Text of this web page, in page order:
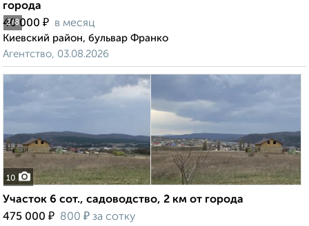
2/8
города
40 000 ₽ в месяц
Киевский район, бульвар Франко
Агентство, 03.08.2026
10
Участок 6 сот., садоводство, 2 км от города
475 000 ₽ 800 ₽ за сотку